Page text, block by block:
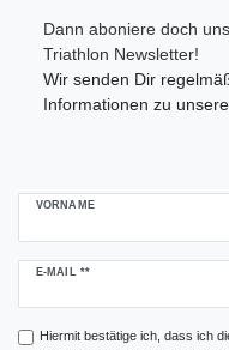
Dann aboniere doch
Triathlon Newsletter!
Wir senden Dir
Informationen zu
VORNAME
E-MAIL **
Newsletter
Hiermit bestätige ich, dass ich